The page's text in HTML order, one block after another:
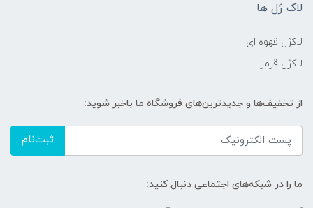
لاک ژل ها
لاکژل قهوه ای
لاکژل قرمز
از تخفیف‌ها و جدیدترین‌های فروشگاه ما باخبر شوید:
ثبت‌نام
ما را در شبکه‌های اجتماعی دنبال کنید: